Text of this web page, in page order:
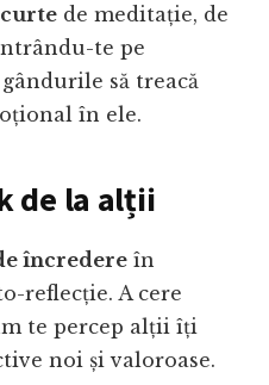
de meditație, de
te pe
să treacă
în ele.
de la alții
încredere în
reflecție. A cere
te percep alții îți
noi și valoroase.